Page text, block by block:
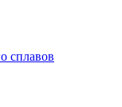
сплавов